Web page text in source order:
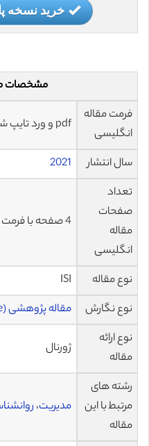
خرید نسخه
مشخصات
فرمت مقاله
انگلیسی
pdf و ورد تایپ شده با قابلیت ویرایش
سال انتشار
2021
تعداد
صفحات
مقاله
انگلیسی
4 صفحه با فرمت pdf
نوع مقاله
ISI
نوع نگارش
مقاله پژوهشی (Research Article)
نوع ارائه
مقاله
ژورنال
رشته های
مرتبط با این
مقاله
مدیریت،